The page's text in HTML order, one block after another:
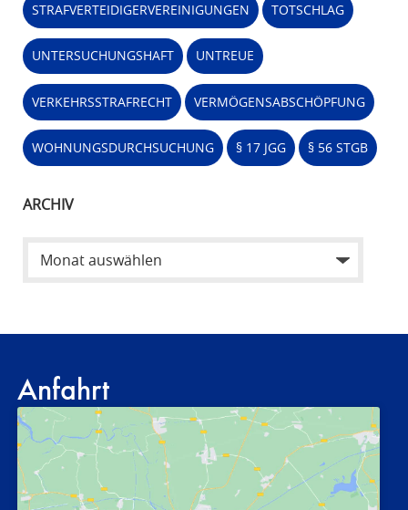
STRAFVERTEIDIGERVEREINIGUNGEN TOTSCHLAG
UNTERSUCHUNGSHAFT UNTREUE
VERKEHRSSTRAFRECHT VERMÖGENSABSCHÖPFUNG
WOHNUNGSDURCHSUCHUNG § 17 JGG § 56 STGB
ARCHIV
Anfahrt